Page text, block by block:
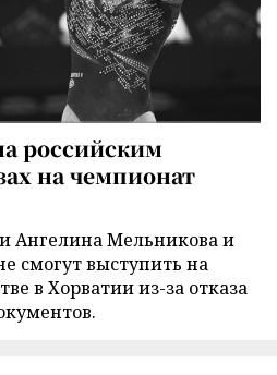
российским
на чемпионат
Ангелина Мельникова и
смогут выступить на
в Хорватии из-за отказа